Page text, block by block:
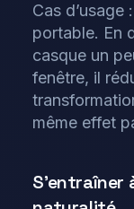
Cas d’usage
portable. En
casque un
fenêtre, il
même effet
S’entraîner